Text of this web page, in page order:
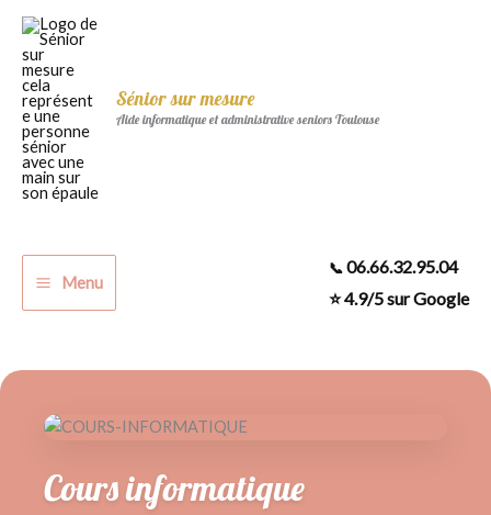
contenu
Sénior sur mesure
Aide informatique et administrative seniors Toulouse
Menu
📞06.66.32.95.04
⭐ 4.9/5 sur Google
Cours informatique